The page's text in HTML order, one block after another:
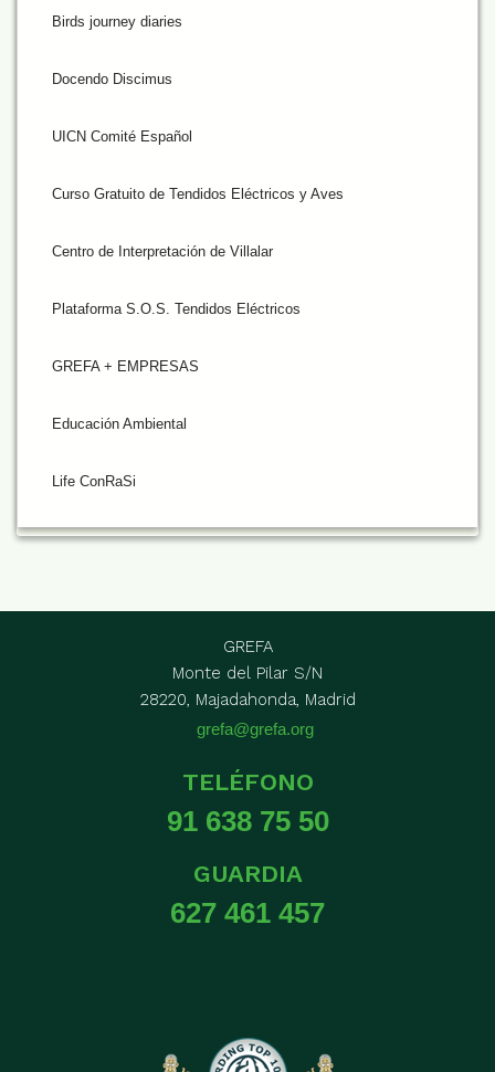
Birds journey diaries
Docendo Discimus
UICN Comité Español
Curso Gratuito de Tendidos Eléctricos y Aves
Centro de Interpretación de Villalar
Plataforma S.O.S. Tendidos Eléctricos
GREFA + EMPRESAS
Educación Ambiental
Life ConRaSi
GREFA
Monte del Pilar S/N
28220, Majadahonda, Madrid
grefa@grefa.org
TELÉFONO
91 638 75 50
GUARDIA
627 461 457